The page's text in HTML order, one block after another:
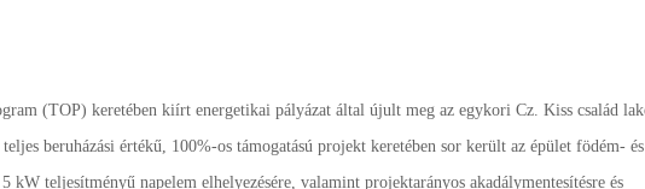
(TOP) keretében kiírt energetikai pályázat által újult meg az egykori Cz. Kiss család
beruházási értékű, 100%-os támogatású projekt keretében sor került az épület födém- és
kW teljesítményű napelem elhelyezésére, valamint projektarányos akadálymentesítésre és